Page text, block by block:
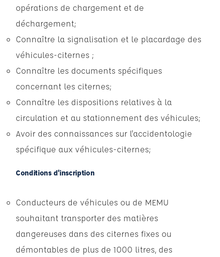
opérations de chargement et de
déchargement;
Connaître la signalisation et le placardage des
véhicules-citernes ;
Connaître les documents spécifiques
concernant les citernes;
Connaître les dispositions relatives à la
circulation et au stationnement des véhicules;
Avoir des connaissances sur l'accidentologie
spécifique aux véhicules-citernes;
Conditions d'inscription
Conducteurs de véhicules ou de MEMU
souhaitant transporter des matières
dangereuses dans des citernes fixes ou
démontables de plus de 1000 litres, des